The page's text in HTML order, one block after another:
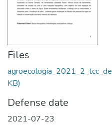
Files
KB)
Defense date
2021-07-23